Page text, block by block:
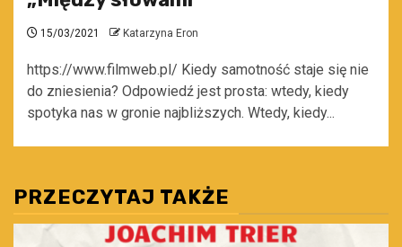
15/03/2021 Katarzyna Eron
https://www.filmweb.pl/ Kiedy samotność staje się nie
do zniesienia? Odpowiedź jest prosta: wtedy, kiedy
spotyka nas w gronie najbliższych. Wtedy, kiedy...
PRZECZYTAJ TAKŻE